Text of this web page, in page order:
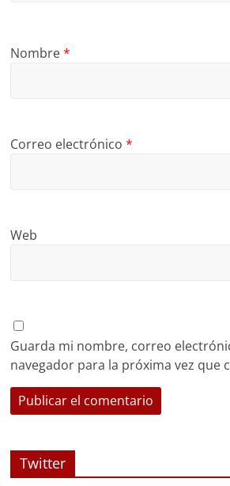
Nombre*
Correo electrónico*
Web
Guarda mi nombre, correo
navegador para la próxima vez que
Twitter